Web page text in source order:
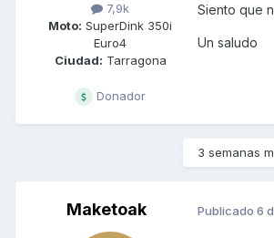
7,9k
Moto: SuperDink 350i
Euro4
Ciudad: Tarragona
Donador
Siento que
Un saludo
3 semanas
Maketoak Publicado 6